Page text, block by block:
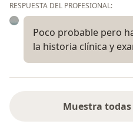
RESPUESTA DEL PROFESIONAL:
Poco probable pero
la historia clínica y
Muestra